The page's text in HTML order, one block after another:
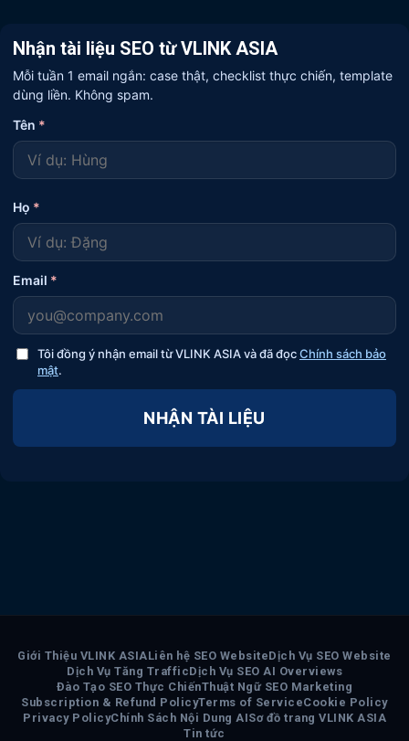
Nhận tài liệu SEO từ VLINK ASIA
Mỗi tuần 1 email ngắn: case thật, checklist thực chiến, template
dùng liền. Không spam.
Tên *
Họ *
Email *
Tôi đồng ý nhận email từ VLINK ASIA và đã đọcChính sách bảo
mật.
NHẬN TÀI LIỆU
Giới Thiệu VLINK ASIALiên hệ SEO WebsiteDịch Vụ SEO Website
Dịch Vụ Tăng TrafficDịch Vụ SEO AI Overviews
Đào Tạo SEO Thực ChiếnThuật Ngữ SEO Marketing
Subscription & Refund PolicyTerms of ServiceCookie Policy
Privacy PolicyChính Sách Nội Dung AISơ đồ trang VLINK ASIA
Tin tức